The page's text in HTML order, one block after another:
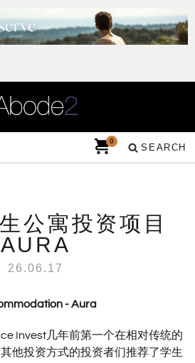
SEARCH
0
公寓投资项目
AURA
26.06.17
- Aura
Invest几年前第一个在相对传统的
他投资方式的投资者们推荐了学生